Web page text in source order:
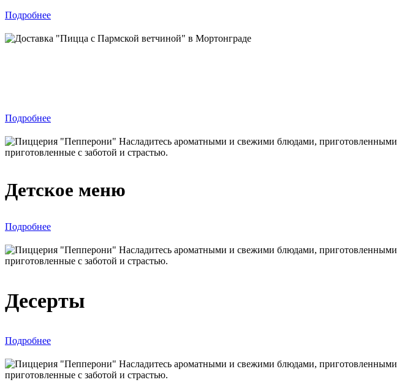
Подробнее
Подробнее
Детское меню
Подробнее
Десерты
Подробнее